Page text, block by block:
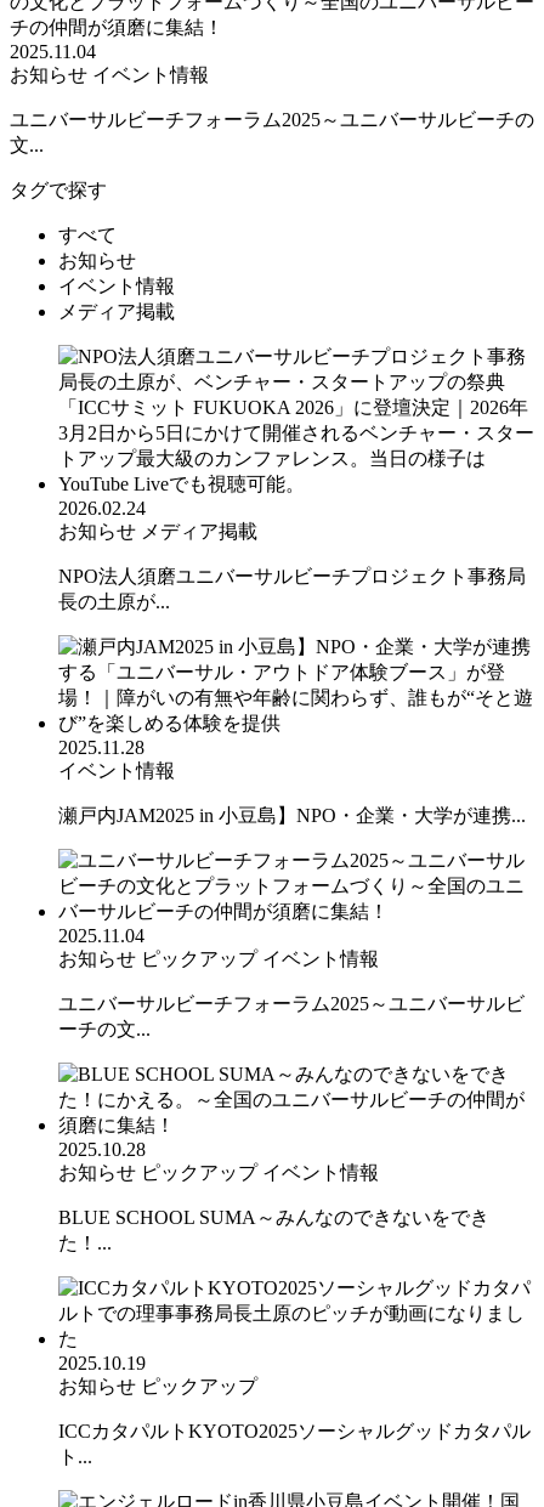
2025.11.04
お知らせ イベント情報
ユニバーサルビーチフォーラム2025～ユニバーサルビーチの
文...
タグで探す
すべて
お知らせ
イベント情報
メディア掲載
2026.02.24
お知らせ メディア掲載
NPO法人須磨ユニバーサルビーチプロジェクト事務局
長の土原が...
2025.11.28
イベント情報
瀬戸内JAM2025 in 小豆島】NPO・企業・大学が連携...
2025.11.04
お知らせ ピックアップ イベント情報
ユニバーサルビーチフォーラム2025～ユニバーサルビ
ーチの文...
2025.10.28
お知らせ ピックアップ イベント情報
BLUE SCHOOL SUMA～みんなのできないをでき
た！...
2025.10.19
お知らせ ピックアップ
ICCカタパルトKYOTO2025ソーシャルグッドカタパル
ト...